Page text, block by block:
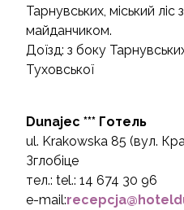
Тарнувських, міський ліс
майданчиком.
Доїзд: з боку
Туховської
Dunajec *** Готель
ul. Krakowska 85 (вул.
Зглобіце
тел.: tel.: 14 674 30 96
e-mail: